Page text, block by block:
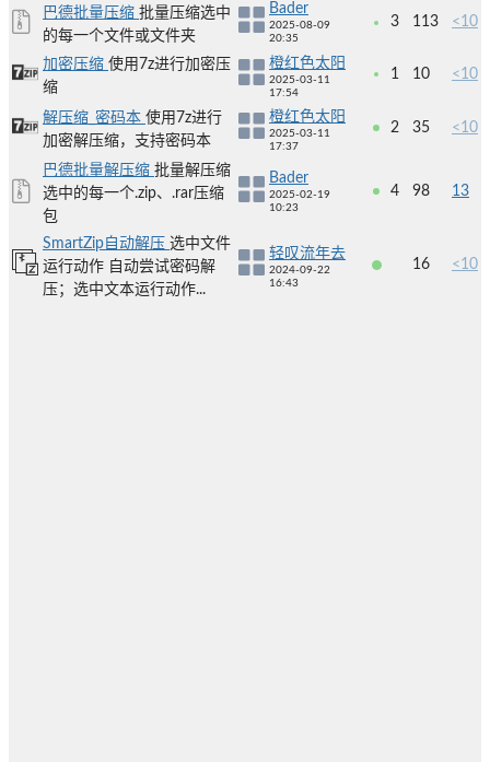
巴德批量压缩 批量压缩选中
的每一个文件或文件夹
Bader
2025-08-09
20:35
3 113 <10
加密压缩 使用7z进行加密压
缩
橙红色太阳
2025-03-11
17:54
1 10 <10
解压缩_密码本 使用7z进行
加密解压缩，支持密码本
橙红色太阳
2025-03-11
17:37
2 35 <10
巴德批量解压缩 批量解压缩
选中的每一个.zip、.rar压缩
包
Bader
2025-02-19
10:23
4 98 13
SmartZip自动解压 选中文件
运行动作 自动尝试密码解
压；选中文本运行动作...
轻叹流年去
2024-09-22
16:43
16 <10